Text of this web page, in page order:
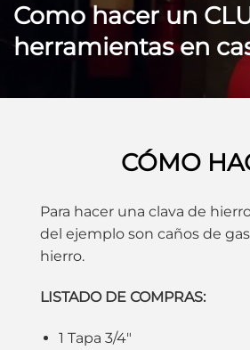
Como hacer un
herramientas en
CÓMO
Para hacer una clava de
del ejemplo son caños de
hierro.
LISTADO DE COMPRAS:
1 Tapa 3/4″